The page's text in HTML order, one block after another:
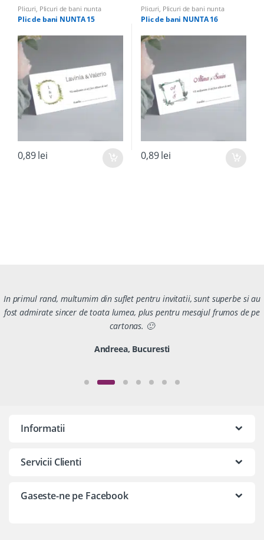
Plicuri, Plicuri de bani nunta
Plic de bani NUNTA 15
0,89lei
Plicuri, Plicuri de bani nunta
Plic de bani NUNTA 16
0,89lei
In primul rand, multumim din suflet pentru invitatii, sunt superbe si au
fost admirate sincer de toata lumea, plus pentru mesajul frumos de pe
cartonas. 🙂
Andreea, Bucuresti
Informatii
Servicii Clienti
Gaseste-ne pe Facebook